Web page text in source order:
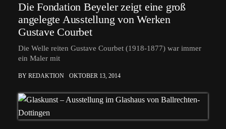
Die Fondation Beyeler zeigt eine groß
angelegte Ausstellung von Werken
Gustave Courbet
Die Welle reiten Gustave Courbet (1918-1877) war immer
ein Maler mit
BY REDAKTION OKTOBER 13, 2014